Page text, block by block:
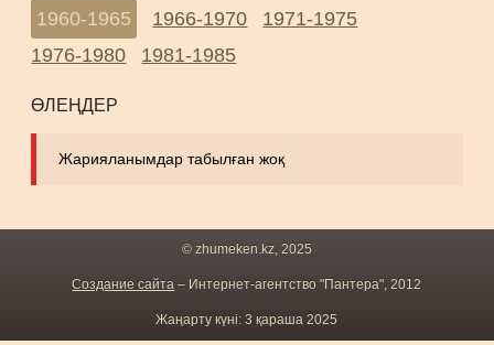
1960-1965 1966-1970
1971-1975
1976-1980
1981-1985
ӨЛЕҢДЕР
Жарияланымдар табылған жоқ
© zhumeken.kz, 2025
Создание сайта – Интернет-агентство "Пантера", 2012
Жаңарту күні: 3 қараша 2025